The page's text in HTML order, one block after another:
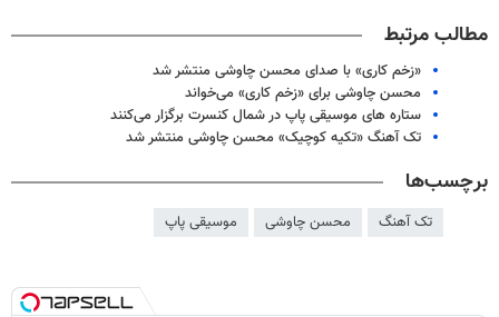
مطالب مرتبط
«زخم کاری» با صدای محسن چاوشی منتشر شد
محسن چاوشی برای «زخم کاری» می‌خواند
ستاره های موسیقی پاپ در شمال کنسرت برگزار می‌کنند
تک آهنگ «تکیه کوچیک» محسن چاوشی منتشر شد
برچسب‌ها
تک آهنگ محسن چاوشی موسیقی پاپ